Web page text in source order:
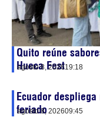
Quito reúne
Hueca Fest
agosto 8, 202619:18
Ecuador
feriado
agosto 8, 202609:45